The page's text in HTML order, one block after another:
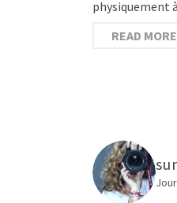
physiquement
READ MORE